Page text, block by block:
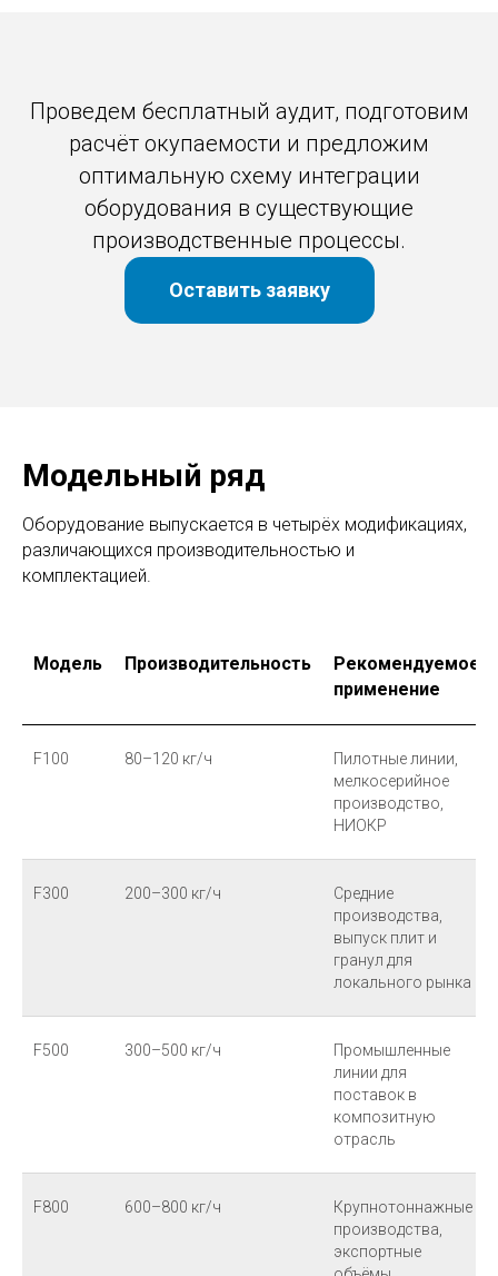
Проведем бесплатный аудит, подготовим
расчёт окупаемости и предложим
оптимальную схему интеграции
оборудования в существующие
производственные процессы.
Оставить заявку
Модельный ряд
Оборудование выпускается в четырёх модификациях,
различающихся производительностью и
комплектацией.
Модель Производительность
Рекомендуемое
применение
F100 80–120 кг/ч
Пилотные линии,
мелкосерийное
производство,
НИОКР
F300 200–300 кг/ч
Средние
производства,
выпуск плит и
гранул для
локального рынка
F500 300–500 кг/ч
Промышленные
линии для
поставок в
композитную
отрасль
F800 600–800 кг/ч
Крупнотоннажные
производства,
экспортные